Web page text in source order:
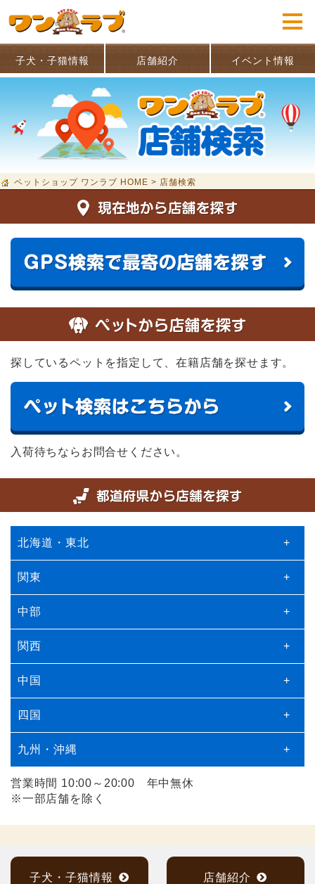
子犬・子猫情報 店舗紹介 イベント情報
ペットショップ ワンラブ HOME > 店舗検索
探しているペットを指定して、在籍店舗を探せます。
入荷待ちならお問合せください。
北海道・東北 +
関東 +
中部 +
関西 +
中国 +
四国 +
九州・沖縄 +
営業時間 10:00～20:00 年中無休
※一部店舗を除く
子犬・子猫情報 店舗紹介